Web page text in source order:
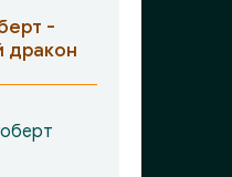
-
дракон